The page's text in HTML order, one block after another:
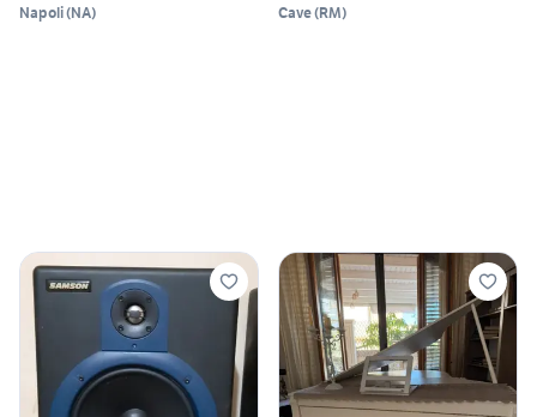
Napoli(NA) Cave(RM)